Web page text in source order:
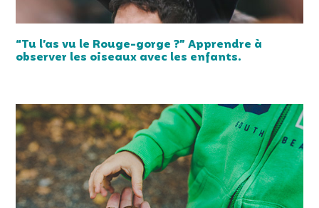
“Tu l’as vu le Rouge-gorge ?” Apprendre à
observer les oiseaux avec les enfants.